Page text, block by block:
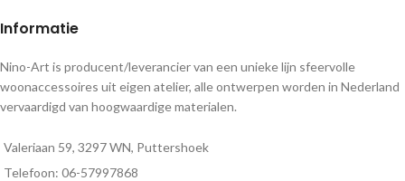
Informatie
Nino-Art is producent/leverancier van een unieke lijn sfeervolle
woonaccessoires uit eigen atelier, alle ontwerpen worden in Nederland
vervaardigd van hoogwaardige materialen.
Valeriaan 59, 3297 WN, Puttershoek
Telefoon: 06-57997868